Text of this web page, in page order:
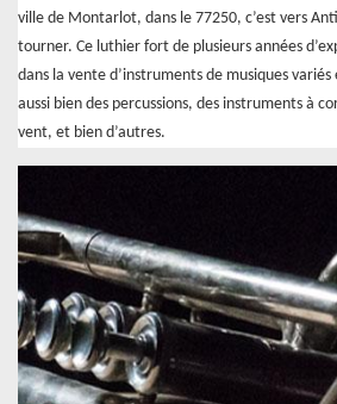
ville de Montarlot, dans le 77250, c’est vers
tourner. Ce luthier fort de plusieurs années
dans la vente d’instruments de musiques
aussi bien des percussions, des instruments à
vent, et bien d’autres.